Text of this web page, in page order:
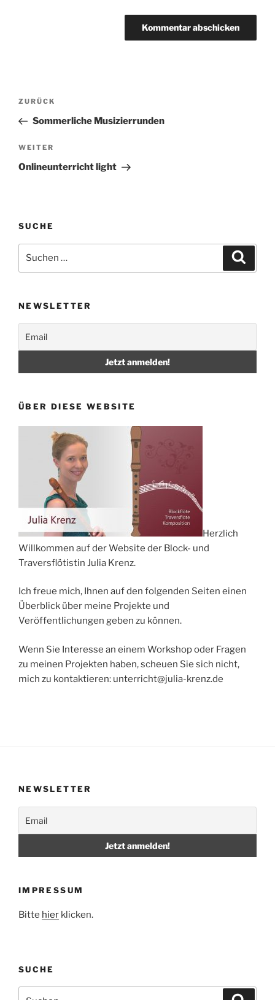
Beitragsnavigation
Vorheriger
Beitrag
ZURÜCK
Sommerliche Musizierrunden
Nächster
Beitrag
WEITER
Onlineunterricht light
SUCHE
nach:
NEWSLETTER
ÜBER DIESE WEBSITE
Herzlich
Willkommen auf der Website der Block- und
Traversflötistin Julia Krenz.
Ich freue mich, Ihnen auf den folgenden Seiten einen
Überblick über meine Projekte und
Veröffentlichungen geben zu können.
Wenn Sie Interesse an einem Workshop oder Fragen
zu meinen Projekten haben, scheuen Sie sich nicht,
mich zu kontaktieren: unterricht@julia-krenz.de
NEWSLETTER
IMPRESSUM
Bitte hier klicken.
SUCHE